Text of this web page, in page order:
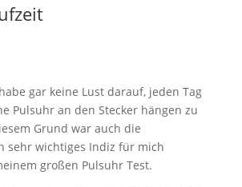
gar keine Lust darauf, jeden Tag
Pulsuhr an den Stecker hängen zu
Grund war auch die
sehr wichtiges Indiz für mich
großen Pulsuhr Test.